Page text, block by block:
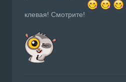
клевая! Смотрите!